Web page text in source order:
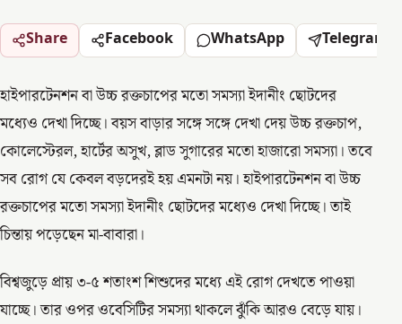
Share Facebook WhatsApp Telegram
হাইপারটেনশন বা উচ্চ রক্তচাপের মতো সমস্যা ইদানীং ছোটদের
মধ্যেও দেখা দিচ্ছে। বয়স বাড়ার সঙ্গে সঙ্গে দেখা দেয় উচ্চ রক্তচাপ,
কোলেস্টেরল, হার্টের অসুখ, ব্লাড সুগারের মতো হাজারো সমস্যা। তবে
সব রোগ যে কেবল বড়দেরই হয় এমনটা নয়। হাইপারটেনশন বা উচ্চ
রক্তচাপের মতো সমস্যা ইদানীং ছোটদের মধ্যেও দেখা দিচ্ছে। তাই
চিন্তায় পড়েছেন মা-বাবারা।
বিশ্বজুড়ে প্রায় ৩-৫ শতাংশ শিশুদের মধ্যে এই রোগ দেখতে পাওয়া
যাচ্ছে। তার ওপর ওবেসিটির সমস্যা থাকলে ঝুঁকি আরও বেড়ে যায়।